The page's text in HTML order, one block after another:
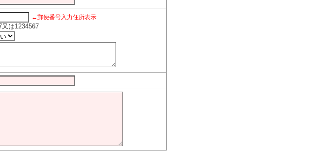
←郵便番号入力住所表示
又は1234567